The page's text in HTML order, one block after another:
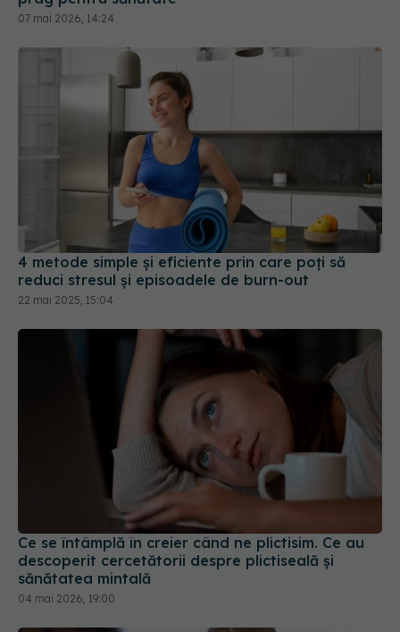
07 mai 2026, 14:24
4 metode simple și eficiente prin care poți să
reduci stresul și episoadele de burn-out
22 mai 2025, 15:04
Ce se întâmplă în creier când ne plictisim. Ce au
descoperit cercetătorii despre plictiseală și
sănătatea mintală
04 mai 2026, 19:00